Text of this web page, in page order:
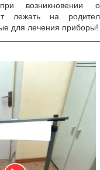
возникновении
лежать на
для лечения приборы!